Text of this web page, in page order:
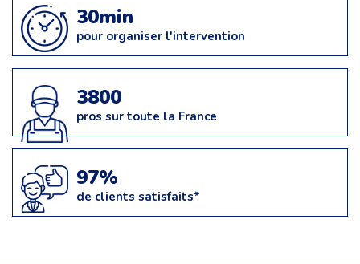
30min
pour organiser l'intervention
3800
pros sur toute la France
97%
de clients satisfaits*